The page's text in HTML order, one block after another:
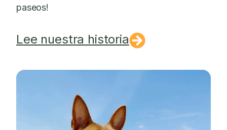
paseos!
Lee nuestra historia